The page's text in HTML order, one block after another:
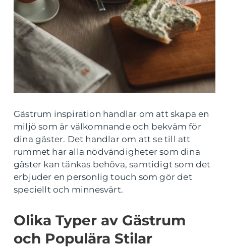
Gästrum inspiration handlar om att skapa en
miljö som är välkomnande och bekväm för
dina gäster. Det handlar om att se till att
rummet har alla nödvändigheter som dina
gäster kan tänkas behöva, samtidigt som det
erbjuder en personlig touch som gör det
speciellt och minnesvärt.
Olika Typer av Gästrum
och Populära Stilar